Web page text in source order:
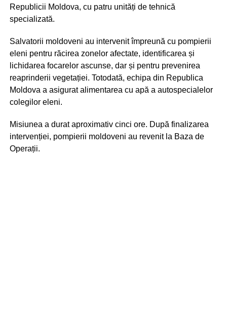
Republicii Moldova, cu patru unități de tehnică
specializată.
Salvatorii moldoveni au intervenit împreună cu pompierii
eleni pentru răcirea zonelor afectate, identificarea și
lichidarea focarelor ascunse, dar și pentru prevenirea
reaprinderii vegetației. Totodată, echipa din Republica
Moldova a asigurat alimentarea cu apă a autospecialelor
colegilor eleni.
Misiunea a durat aproximativ cinci ore. După finalizarea
intervenției, pompierii moldoveni au revenit la Baza de
Operații.